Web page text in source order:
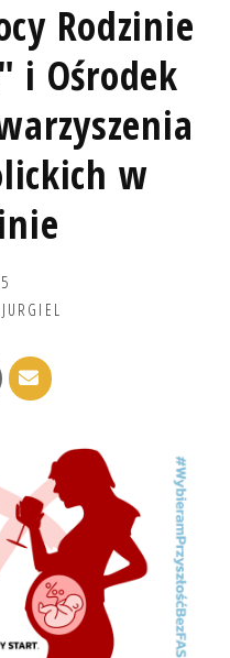
Rodzinie
i Ośrodek
w